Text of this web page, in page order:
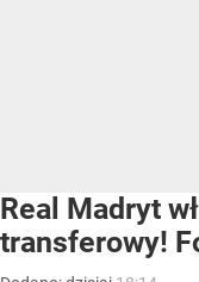
Real Madryt
transferowy!